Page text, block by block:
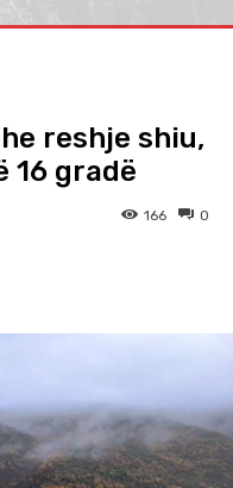
reshje shiu,
16 gradë
0
166